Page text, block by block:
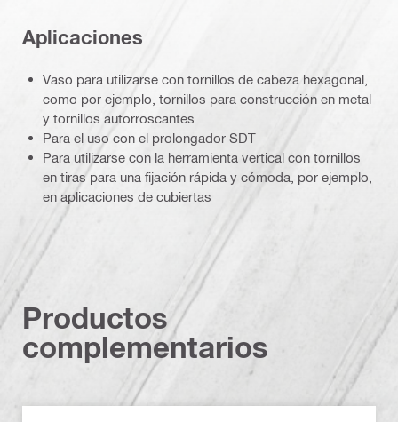
Aplicaciones
Vaso para utilizarse con tornillos de cabeza hexagonal,
como por ejemplo, tornillos para construcción en metal
y tornillos autorroscantes
Para el uso con el prolongador SDT
Para utilizarse con la herramienta vertical con tornillos
en tiras para una fijación rápida y cómoda, por ejemplo,
en aplicaciones de cubiertas
Productos
complementarios